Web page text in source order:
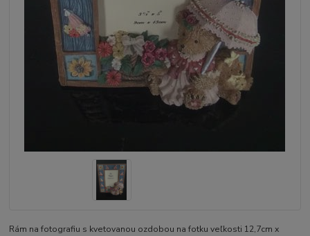
Rám na fotografiu s kvetovanou ozdobou na fotku veľkosti 12,7cm x